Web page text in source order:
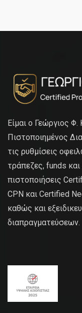
Είμαι ο Γεώργιος
Πιστοποιημένος
τις ρυθμίσεις
τράπεζες, funds
πιστοποιήσεις
CPN και Certified
καθώς και
διαπραγματεύσεων.